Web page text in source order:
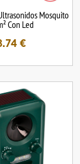
Mosquito
Con Led
€